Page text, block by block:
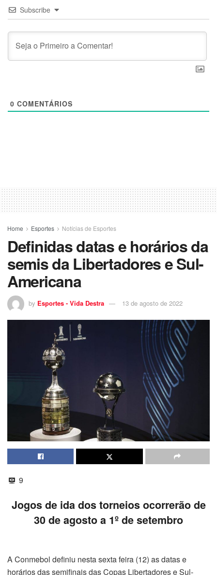
Subscribe
0 COMENTÁRIOS
Home Esportes Notícias de Esportes
Definidas datas e horários da
semis da Libertadores e Sul-
Americana
by Esportes - Vida Destra 13 de agosto de 2022
9
Jogos de ida dos torneios ocorrerão de
30 de agosto a 1º de setembro
A Conmebol definiu nesta sexta feira (12) as datas e
horários das semifinais das Copas Libertadores e Sul-